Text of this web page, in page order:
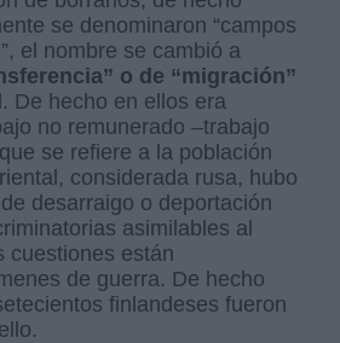
se denominaron “campos
el nombre se cambió a
o de “migración”
De hecho en ellos era
no remunerado –trabajo
se refiere a la población
considerada rusa, hubo
desarraigo o deportación
asimilables al
cuestiones están
de guerra. De hecho
finlandeses fueron